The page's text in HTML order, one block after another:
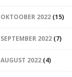
OKTOOBER 2022(15)
SEPTEMBER 2022(7)
AUGUST 2022(4)